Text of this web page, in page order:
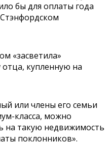
бы для оплаты года
или члены его семьи
класса, можно
на такую недвижимость
поклонников».